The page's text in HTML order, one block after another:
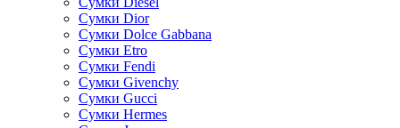
Сумки Dior
Сумки Dolce Gabbana
Сумки Etro
Сумки Fendi
Сумки Givenchy
Сумки Gucci
Сумки Hermes